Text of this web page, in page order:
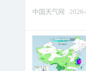
中国天气网